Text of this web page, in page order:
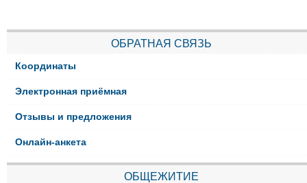
ОБРАТНАЯ СВЯЗЬ
Координаты
Электронная приёмная
Отзывы и предложения
Онлайн-анкета
ОБЩЕЖИТИЕ